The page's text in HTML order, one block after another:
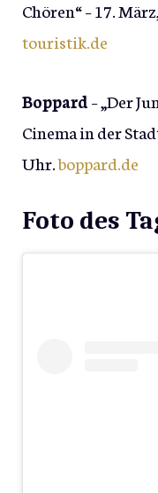
Chören“ – 17.
touristik.de
Boppard– „Der
Cinema in der
Uhr.boppard.de
Foto des